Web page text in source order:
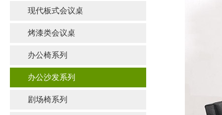
现代板式会议桌
烤漆类会议桌
办公椅系列
办公沙发系列
剧场椅系列